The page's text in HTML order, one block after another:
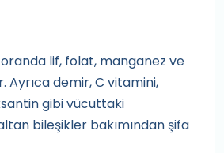
lif, folat, manganez ve
Ayrıca demir, C vitamini,
gibi vücuttaki
bileşikler bakımından şifa